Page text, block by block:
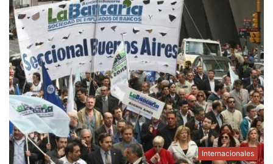
Internacionales